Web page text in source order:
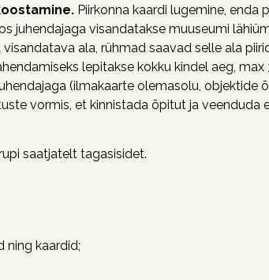
Piirkonna kaardi lugemine,
juhendajaga visandatakse muuseumi
ala, rühmad saavad selle ala
lepitakse kokku kindel aeg,
(ilmakaarte olemasolu, objektide
vormis, et kinnistada õpitut ja veenduda
saatjatelt tagasisidet.
ning kaardid;